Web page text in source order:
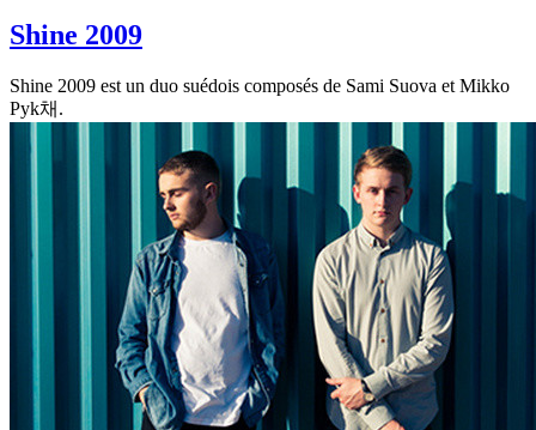
Shine 2009
Shine 2009 est un duo suédois composés de Sami Suova et Mikko
Pyk채.